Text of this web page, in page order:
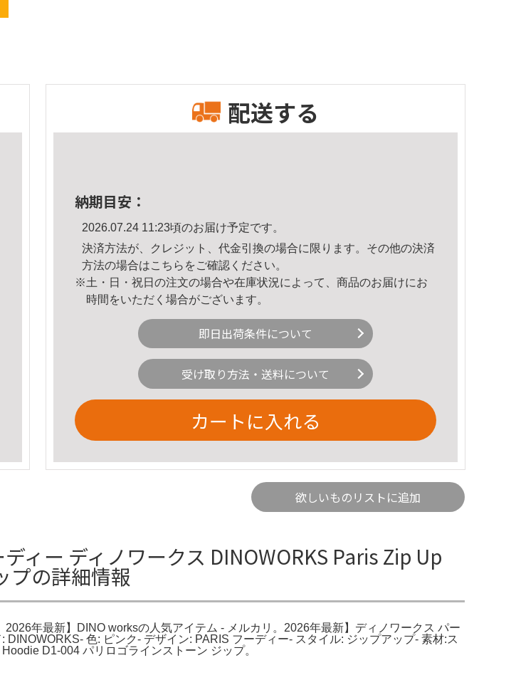
配送する
納期目安：
2026.07.24 11:23頃のお届け予定です。
決済方法が、クレジット、代金引換の場合に限ります。その他の決済
方法の場合はこちら をご確認ください。
※土・日・祝日の注文の場合や在庫状況によって、商品のお届けにお
時間をいただく場合がございます。
即日出荷条件について
受け取り方法・送料について
カートに入れる
欲しいものリストに追加
ー ディノワークス DINOWORKS Paris Zip Up
プの詳細情報
年最新】DINO worksの人気アイテム - メルカリ。2026年最新】ディノワークス パー
色: ピンク- デザイン: PARIS フーディー- スタイル: ジップアップ- 素材:ス
D1-004 パリロゴラインストーン ジップ。